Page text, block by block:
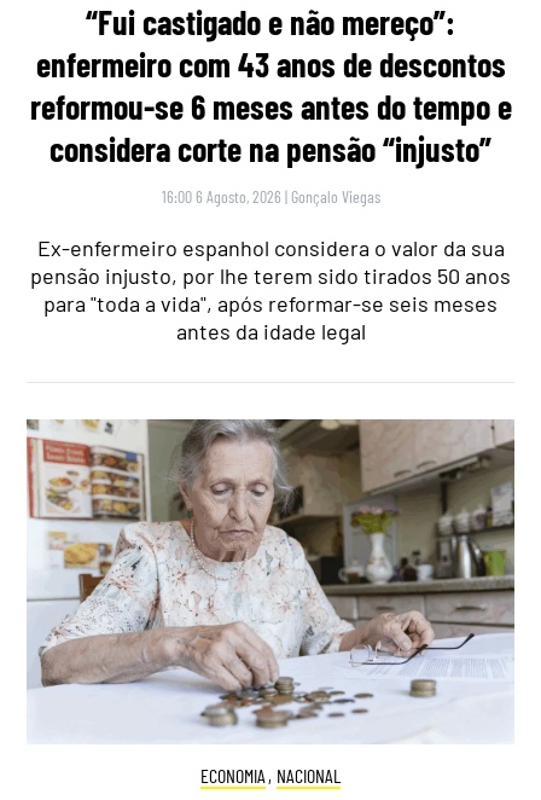
“Fui castigado e não mereço”:
enfermeiro com 43 anos de descontos
reformou-se 6 meses antes do tempo e
considera corte na pensão “injusto”
16:00 6 Agosto, 2026 | Gonçalo Viegas
Ex-enfermeiro espanhol considera o valor da sua
pensão injusto, por lhe terem sido tirados 50 anos
para "toda a vida", após reformar-se seis meses
antes da idade legal
ECONOMIA , NACIONAL